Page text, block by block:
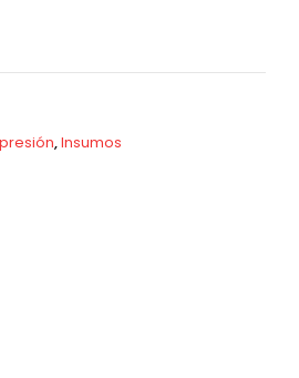
,Insumos